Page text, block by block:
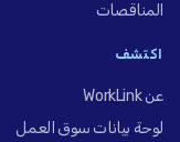
المناقصات
اكتشف
عن WorkLink
لوحة بيانات سوق العمل